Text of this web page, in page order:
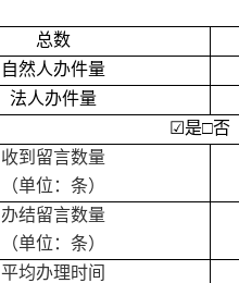
总数
自然人办件量
法人办件量
☑是□否
收到留言数量
（单位：条）
办结留言数量
（单位：条）
平均办理时间